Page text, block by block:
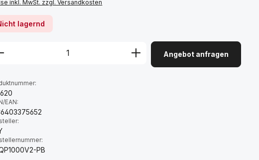
inkl. MwSt. zzgl. Versandkosten
lagernd
Angebot anfragen
EAN:
PB